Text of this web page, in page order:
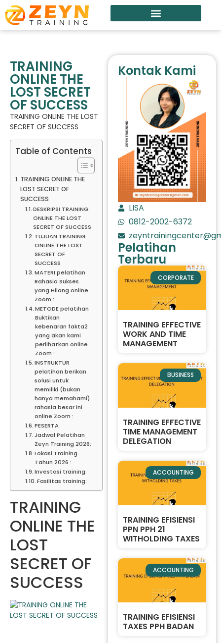
TRAINING
ONLINE THE
LOST SECRET
OF SUCCESS
TRAINING ONLINE THE LOST
SECRET OF SUCCESS
Table of Contents
TRAINING ONLINE THE
LOST SECRET OF
SUCCESS
DESKRIPSI TRAINING
ONLINE THE LOST
SECRET OF SUCCESS
TUJUAN TRAINING
ONLINE THE LOST
SECRET OF
SUCCESS
MATERI pelatihan
Rahasia Sukses
yang Hilang online
Zoom :
METODE pelatihan
Buktikan
kebenaran fakta2
yang akan kami
perlihatkan online
Zoom :
INSTRUKTUR
pelatihan berikan
solusi untuk
memiliki (bukan
hanya memahami)
rahasia besar ini
online Zoom :
PESERTA
Jadwal Pelatihan
Zeyn Training 2026:
Lokasi Training
Tahun 2026 :
Investasi training:
Fasilitas training:
TRAINING
ONLINE THE
LOST
SECRET OF
SUCCESS
Kontak Kami
LISA
0812-2002-6372
Pelatihan
Terbaru
CORPORATE
TRAINING EFFECTIVE
WORK AND TIME
MANAGEMENT
BUSINESS
TRAINING EFFECTIVE
TIME MANAGEMENT
DELEGATION
ACCOUNTING
TRAINING EFISIENSI
PPN PPH 21
WITHOLDING TAXES
ACCOUNTING
TRAINING EFISIENSI
TAXES PPH BADAN